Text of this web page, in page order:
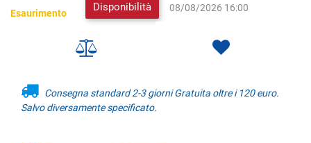
Disponibilità
Esaurimento
08/08/2026 16:00
Consegna standard 2-3 giorni Gratuita oltre i 120 euro.
Salvo diversamente specificato.